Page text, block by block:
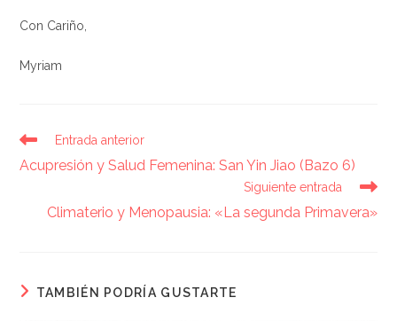
Con Cariño,
Myriam
Entrada anterior
Acupresión y Salud Femenina: San Yin Jiao (Bazo 6)
Siguiente entrada
Climaterio y Menopausia: «La segunda Primavera»
TAMBIÉN PODRÍA GUSTARTE